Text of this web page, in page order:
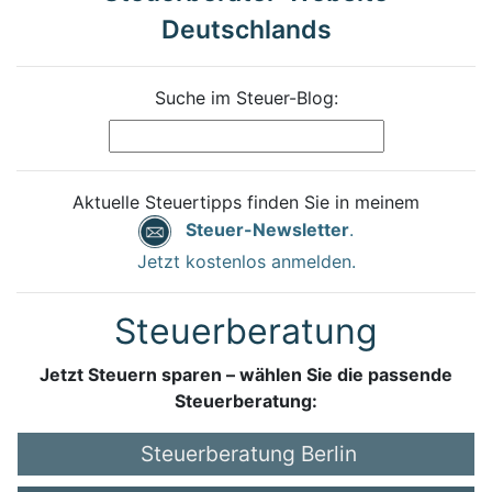
Deutschlands
Suche im Steuer-Blog:
Aktuelle Steuertipps finden Sie in meinem
Steuer-Newsletter.
Jetzt kostenlos anmelden.
Steuerberatung
Jetzt Steuern sparen – wählen Sie die passende
Steuerberatung:
Steuerberatung Berlin